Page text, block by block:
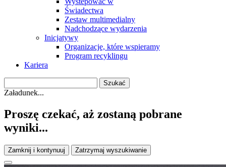
Świadectwa
Zestaw multimedialny
Nadchodzące wydarzenia
Inicjatywy
Organizacje, które wspieramy
Program recyklingu
Kariera
Załadunek...
Proszę czekać, aż zostaną pobrane
wyniki...
Zamknij i kontynuuj Zatrzymaj wyszukiwanie